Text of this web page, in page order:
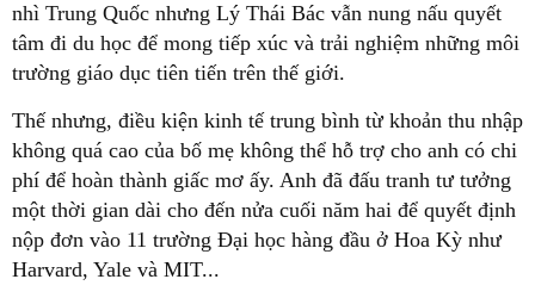
nhì Trung Quốc nhưng Lý Thái Bác vẫn nung nấu quyết
tâm đi du học để mong tiếp xúc và trải nghiệm những môi
trường giáo dục tiên tiến trên thế giới.
Thế nhưng, điều kiện kinh tế trung bình từ khoản thu nhập
không quá cao của bố mẹ không thể hỗ trợ cho anh có chi
phí để hoàn thành giấc mơ ấy. Anh đã đấu tranh tư tưởng
một thời gian dài cho đến nửa cuối năm hai để quyết định
nộp đơn vào 11 trường Đại học hàng đầu ở Hoa Kỳ như
Harvard, Yale và MIT...